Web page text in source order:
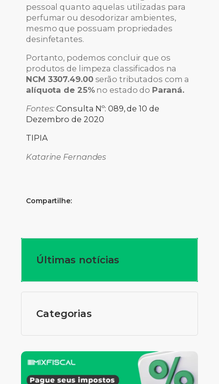
pessoal quanto aquelas utilizadas para
perfumar ou desodorizar ambientes,
mesmo que possuam propriedades
desinfetantes.
Portanto, podemos concluir que os
produtos de limpeza classificados na
NCM 3307.49.00serão tributados com a
alíquota de 25%no estado do Paraná.
Fontes: Consulta Nº: 089, de 10 de
Dezembro de 2020
TIPIA
Katarine Fernandes
Compartilhe:
Últimas notícias
Categorias